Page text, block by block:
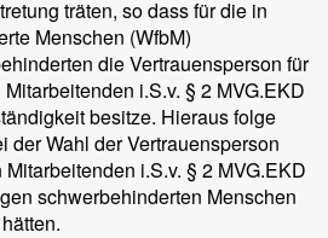
träten, so dass für die in
Menschen (WfbM)
die Vertrauensperson für
i.S.v. § 2 MVG.EKD
besitze. Hieraus folge
der Wahl der Vertrauensperson
i.S.v. § 2 MVG.EKD
schwerbehinderten Menschen